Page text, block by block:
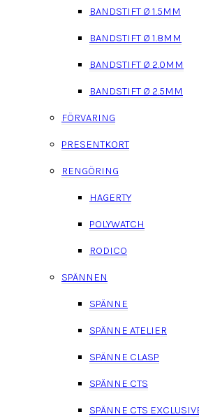
BANDSTIFT Ø 1.5MM
BANDSTIFT Ø 1.8MM
BANDSTIFT Ø 2.0MM
BANDSTIFT Ø 2.5MM
FÖRVARING
PRESENTKORT
RENGÖRING
HAGERTY
POLYWATCH
RODICO
SPÄNNEN
SPÄNNE
SPÄNNE ATELIER
SPÄNNE CLASP
SPÄNNE CTS
SPÄNNE CTS